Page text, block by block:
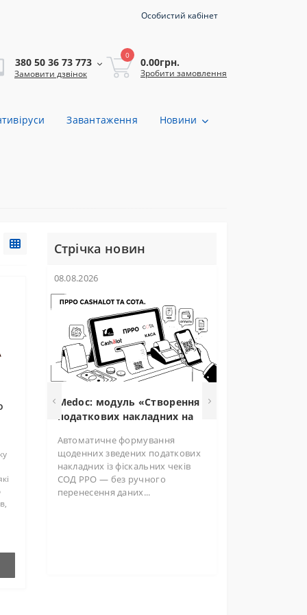
Особистий кабінет
380 50 36 73 773
Замовити дзвінок
0
0.00грн.
Зробити замовлення
Завантаження Новини
Стрічка новин
08.08.2026
Medoc: модуль «Створення
податкових накладних на
автоматизація зведених ПН
для роздрібної торгівлі
Автоматичне формування
щоденних зведених податкових
накладних із фіскальних чеків
СОД РРО — без ручного
перенесення даних...